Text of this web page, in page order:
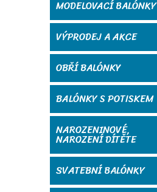
MODELOVACÍ BALÓNKY
VÝPRODEJ A AKCE
OBŘÍ BALÓNKY
BALÓNKY S POTISKEM
NAROZENINOVÉ,
NAROZENÍ DÍTĚTE
SVATEBNÍ BALÓNKY